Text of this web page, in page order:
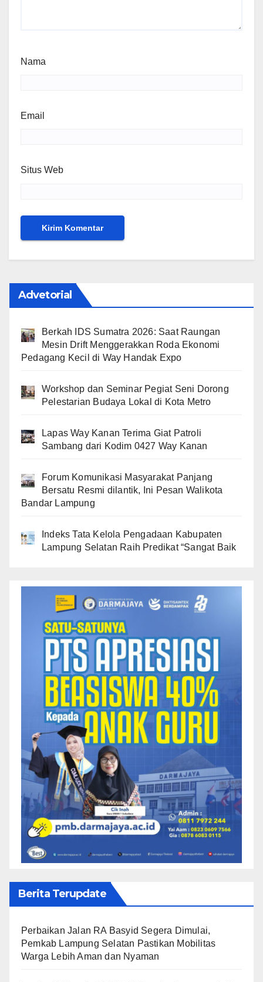
Nama
Email
Situs Web
Advetorial
Berkah IDS Sumatra 2026: Saat Raungan
Mesin Drift Menggerakkan Roda Ekonomi
Pedagang Kecil di Way Handak Expo
Workshop dan Seminar Pegiat Seni Dorong
Pelestarian Budaya Lokal di Kota Metro
Lapas Way Kanan Terima Giat Patroli
Sambang dari Kodim 0427 Way Kanan
Forum Komunikasi Masyarakat Panjang
Bersatu Resmi dilantik, Ini Pesan Walikota
Bandar Lampung
Indeks Tata Kelola Pengadaan Kabupaten
Lampung Selatan Raih Predikat “Sangat Baik
Berita Terupdate
Perbaikan Jalan RA Basyid Segera Dimulai,
Pemkab Lampung Selatan Pastikan Mobilitas
Warga Lebih Aman dan Nyaman